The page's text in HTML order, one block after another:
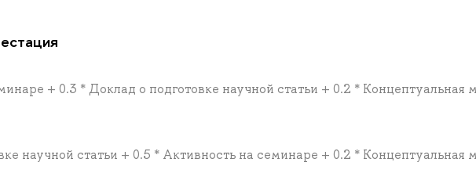
+ 0.3 * Доклад о подготовке научной статьи + 0.2 * Концептуальная
научной статьи + 0.5 * Активность на семинаре + 0.2 * Концептуальная